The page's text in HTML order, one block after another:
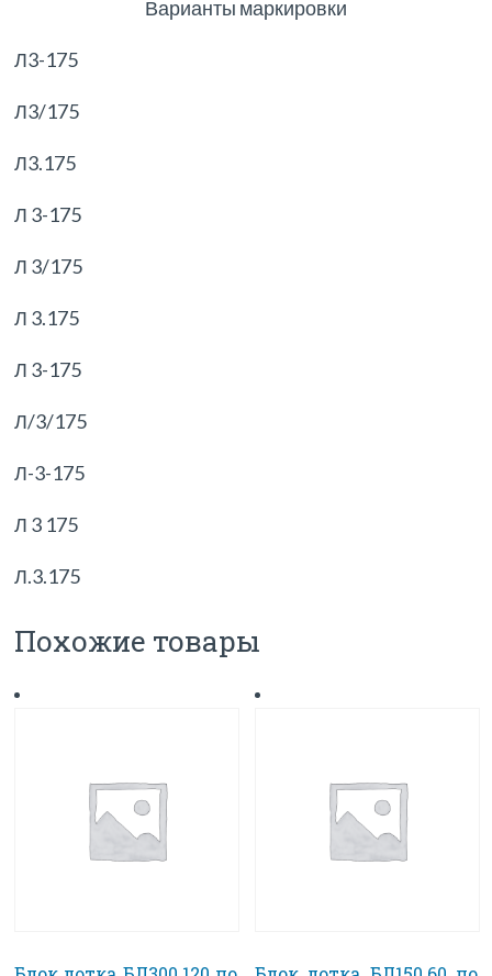
Варианты маркировки
Л3-175
Л3/175
Л3.175
Л 3-175
Л 3/175
Л 3.175
Л 3-175
Л/3/175
Л-3-175
Л 3 175
Л.3.175
Похожие товары